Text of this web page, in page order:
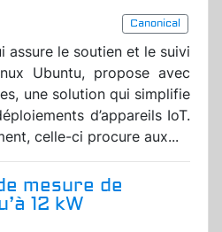
Canonical
assure le soutien et le suivi
Ubuntu, propose avec
une solution qui simplifie
d’appareils IoT.
celle-ci procure aux...
mesure de
12 kW